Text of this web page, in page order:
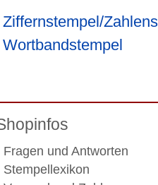
Ziffernstempel/
Wortbandstempel
Fragen und Antworten
Stempellexikon